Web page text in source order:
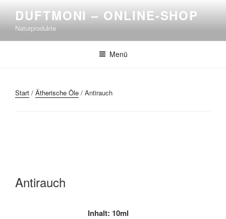
Inhalt
springen
DUFTMONI – ONLINE-SHOP
Naturprodukte
Menü
Start / Ätherische Öle / Antirauch
Antirauch
Inhalt: 10ml